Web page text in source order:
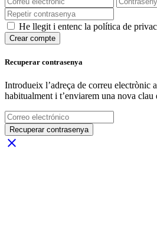
He llegit i entenc la política de
Crear compte
Recuperar contrasenya
Introdueix l’adreça de correu electrònic
habitualment i t’enviarem una nova clau
Recuperar contrasenya
close